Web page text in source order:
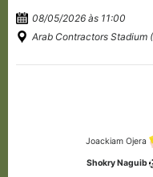
08/05/2026 às 11:00
Arab Contractors Stadium
Joackiam Ojera
Shokry Naguib